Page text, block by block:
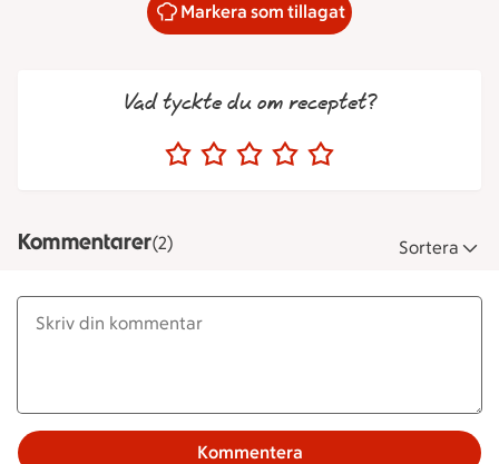
Markera som tillagat
Vad tyckte du om receptet?
Kommentarer(2) Sortera
Kommentera